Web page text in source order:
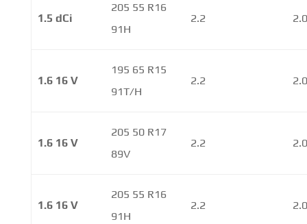
1.5 dCi
205 55 R16
91H
2.2
1.6 16 V
195 65 R15
91T/H
2.2
1.6 16 V
205 50 R17
89V
2.2
1.6 16 V
205 55 R16
91H
2.2